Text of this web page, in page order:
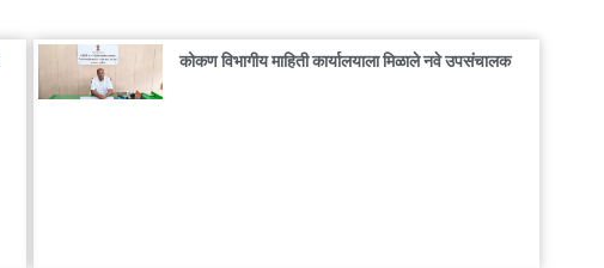
कोकण विभागीय माहिती कार्यालयाला मिळाले नवे उपसंचालक